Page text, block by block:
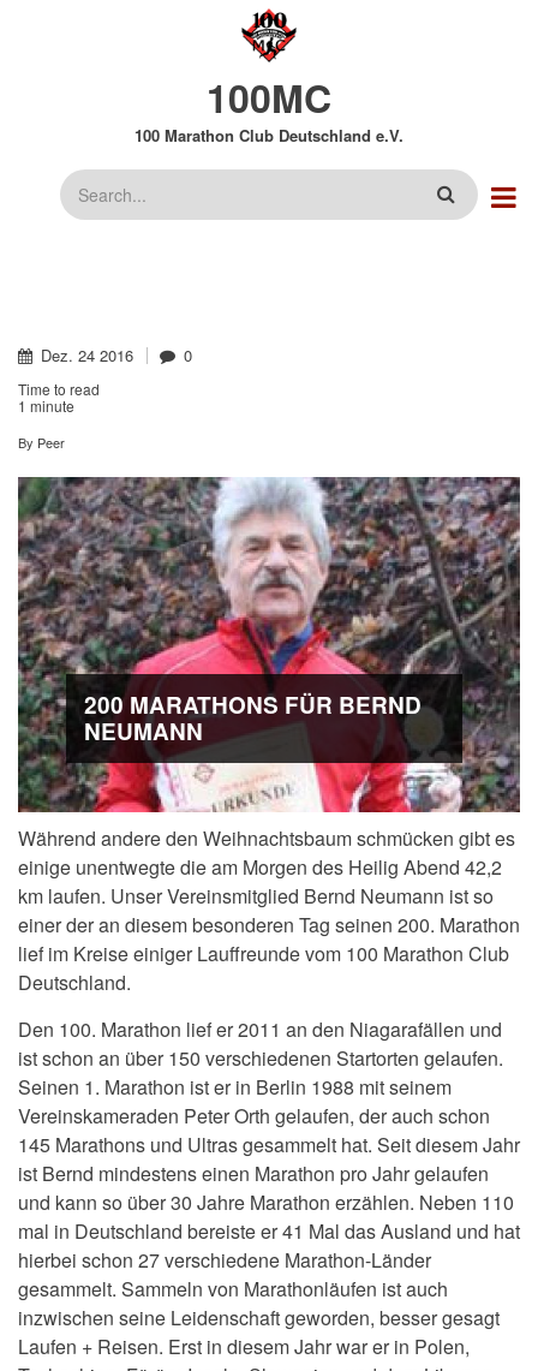
100MC
100 Marathon Club Deutschland e.V.
Suche
Dez. 24 2016 0
Time to read
1 minute
By Peer
200 MARATHONS FÜR BERND
NEUMANN
Während andere den Weihnachtsbaum schmücken gibt es
einige unentwegte die am Morgen des Heilig Abend 42,2
km laufen. Unser Vereinsmitglied Bernd Neumann ist so
einer der an diesem besonderen Tag seinen 200. Marathon
lief im Kreise einiger Lauffreunde vom 100 Marathon Club
Deutschland.
Den 100. Marathon lief er 2011 an den Niagarafällen und
ist schon an über 150 verschiedenen Startorten gelaufen.
Seinen 1. Marathon ist er in Berlin 1988 mit seinem
Vereinskameraden Peter Orth gelaufen, der auch schon
145 Marathons und Ultras gesammelt hat. Seit diesem Jahr
ist Bernd mindestens einen Marathon pro Jahr gelaufen
und kann so über 30 Jahre Marathon erzählen. Neben 110
mal in Deutschland bereiste er 41 Mal das Ausland und hat
hierbei schon 27 verschiedene Marathon-Länder
gesammelt. Sammeln von Marathonläufen ist auch
inzwischen seine Leidenschaft geworden, besser gesagt
Laufen + Reisen. Erst in diesem Jahr war er in Polen,